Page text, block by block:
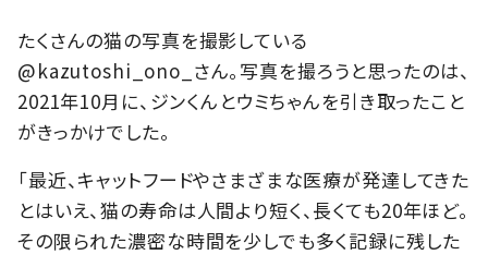
たくさんの猫の写真を撮影している
@kazutoshi_ono_さん。写真を撮ろうと思ったのは、
2021年10月に、ジンくんとウミちゃんを引き取ったこと
がきっかけでした。
「最近、キャットフードやさまざまな医療が発達してきた
とはいえ、猫の寿命は人間より短く、長くても20年ほど。
その限られた濃密な時間を少しでも多く記録に残した